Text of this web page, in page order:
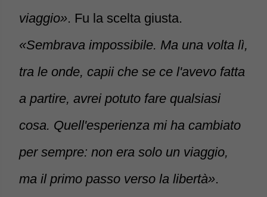
viaggio». Fu la scelta giusta.
«Sembrava impossibile. Ma una volta lì,
tra le onde, capii che se ce l'avevo fatta
a partire, avrei potuto fare qualsiasi
cosa. Quell'esperienza mi ha cambiato
per sempre: non era solo un viaggio,
ma il primo passo verso la libertà».